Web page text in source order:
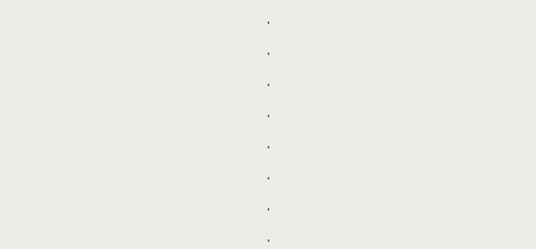
.
.
.
.
.
.
.
.